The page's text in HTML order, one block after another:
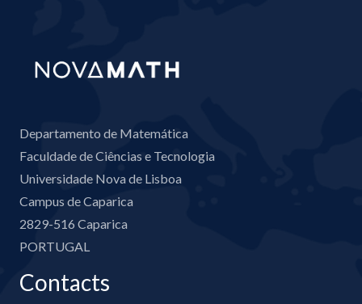
Departamento de Matemática
Faculdade de Ciências e Tecnologia
Universidade Nova de Lisboa
Campus de Caparica
2829-516 Caparica
PORTUGAL
Contacts